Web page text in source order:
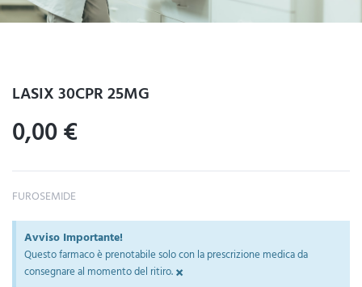
LASIX 30CPR 25MG
0,00€
FUROSEMIDE
Avviso Importante!
Questo farmaco è prenotabile solo con la prescrizione medica da
consegnare al momento del ritiro.×